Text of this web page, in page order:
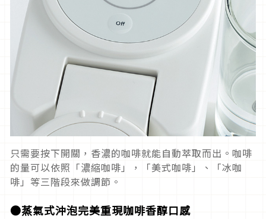
只需要按下開關，香濃的咖啡就能自動萃取而出。咖啡
的量可以依照「濃縮咖啡」，「美式咖啡」、「冰咖
啡」等三階段來做調節。
●蒸氣式沖泡完美重現咖啡香醇口感